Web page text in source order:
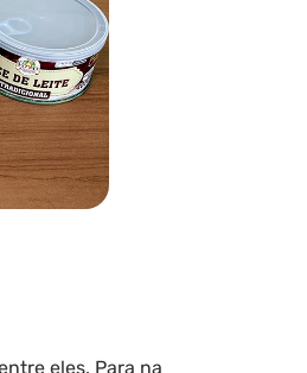
eles. Para na